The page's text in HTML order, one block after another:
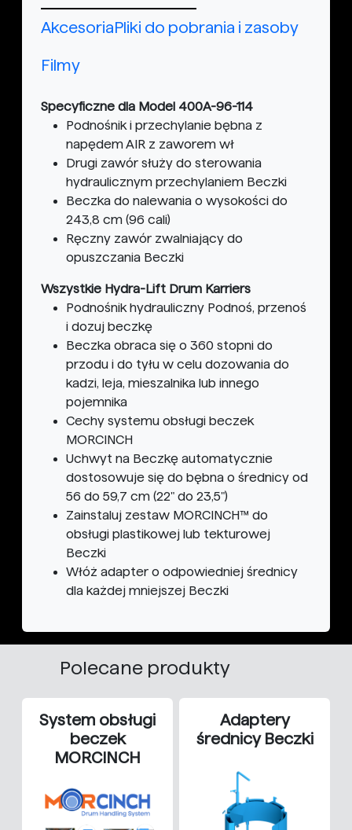
AkcesoriaPliki do pobrania i zasoby
Filmy
Specyficzne dla Model 400A-96-114
Podnośnik i przechylanie bębna z
napędem AIR z zaworem wł
Drugi zawór służy do sterowania
hydraulicznym przechylaniem Beczki
Beczka do nalewania o wysokości do
243,8 cm (96 cali)
Ręczny zawór zwalniający do
opuszczania Beczki
Wszystkie Hydra-Lift Drum Karriers
Podnośnik hydrauliczny Podnoś, przenoś
i dozuj beczkę
Beczka obraca się o 360 stopni do
przodu i do tyłu w celu dozowania do
kadzi, leja, mieszalnika lub innego
pojemnika
Cechy systemu obsługi beczek
MORCINCH
Uchwyt na Beczkę automatycznie
dostosowuje się do bębna o średnicy od
56 do 59,7 cm (22" do 23,5")
Zainstaluj zestaw MORCINCH™ do
obsługi plastikowej lub tekturowej
Beczki
Włóż adapter o odpowiedniej średnicy
dla każdej mniejszej Beczki
Polecane produkty
System obsługi
beczek
MORCINCH
Adaptery
średnicy Beczki